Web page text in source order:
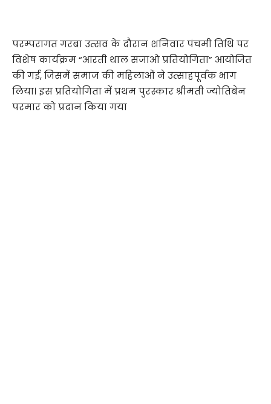
परम्परागत गरबा उत्सव के दौरान शनिवार पंचमी तिथि पर
विशेष कार्यक्रम “आरती थाल सजाओ प्रतियोगिता” आयोजित
की गई, जिसमें समाज की महिलाओं ने उत्साहपूर्वक भाग
लिया। इस प्रतियोगिता में प्रथम पुरस्कार श्रीमती ज्योतिबेन
परमार को प्रदान किया गया